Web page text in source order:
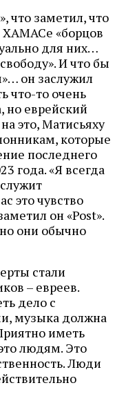
что заметил, что
ХАМАСе «борцов
для них…
И что бы
он заслужил
что-то очень
но еврейский
это, Матисьяху
которые
последнего
года. «Я всегда
это чувство
он «Post».
они обычно
стали
– евреев.
дело с
музыка должна
иметь
людям. Это
Люди